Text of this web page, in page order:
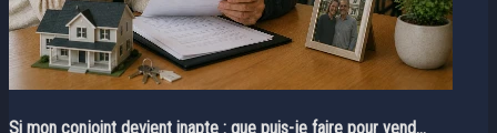
Si mon conjoint devient inapte : que puis-je faire pour vend...